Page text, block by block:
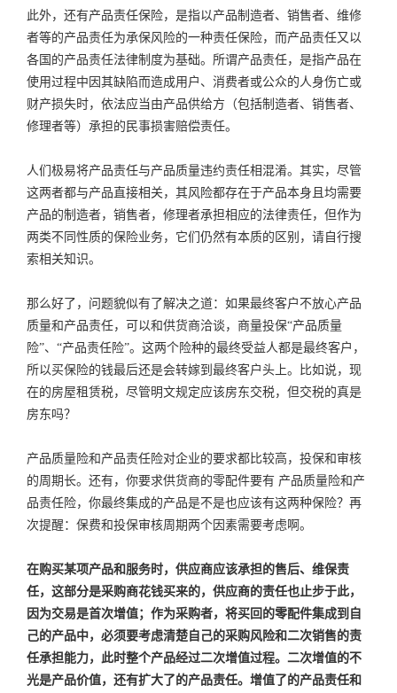
此外，还有产品责任保险，是指以产品制造者、销售者、维修
者等的产品责任为承保风险的一种责任保险，而产品责任又以
各国的产品责任法律制度为基础。所谓产品责任，是指产品在
使用过程中因其缺陷而造成用户、消费者或公众的人身伤亡或
财产损失时，依法应当由产品供给方（包括制造者、销售者、
修理者等）承担的民事损害赔偿责任。
人们极易将产品责任与产品质量违约责任相混淆。其实，尽管
这两者都与产品直接相关，其风险都存在于产品本身且均需要
产品的制造者，销售者，修理者承担相应的法律责任，但作为
两类不同性质的保险业务，它们仍然有本质的区别，请自行搜
索相关知识。
那么好了，问题貌似有了解决之道：如果最终客户不放心产品
质量和产品责任，可以和供货商洽谈，商量投保“产品质量
险”、“产品责任险”。这两个险种的最终受益人都是最终客户，
所以买保险的钱最后还是会转嫁到最终客户头上。比如说，现
在的房屋租赁税，尽管明文规定应该房东交税，但交税的真是
房东吗？
产品质量险和产品责任险对企业的要求都比较高，投保和审核
的周期长。还有，你要求供货商的零配件要有 产品质量险和产
品责任险，你最终集成的产品是不是也应该有这两种保险？再
次提醒：保费和投保审核周期两个因素需要考虑啊。
在购买某项产品和服务时，供应商应该承担的售后、维保责
任，这部分是采购商花钱买来的，供应商的责任也止步于此，
因为交易是首次增值；作为采购者，将买回的零配件集成到自
己的产品中，必须要考虑清楚自己的采购风险和二次销售的责
任承担能力，此时整个产品经过二次增值过程。二次增值的不
光是产品价值，还有扩大了的产品责任。增值了的产品责任和